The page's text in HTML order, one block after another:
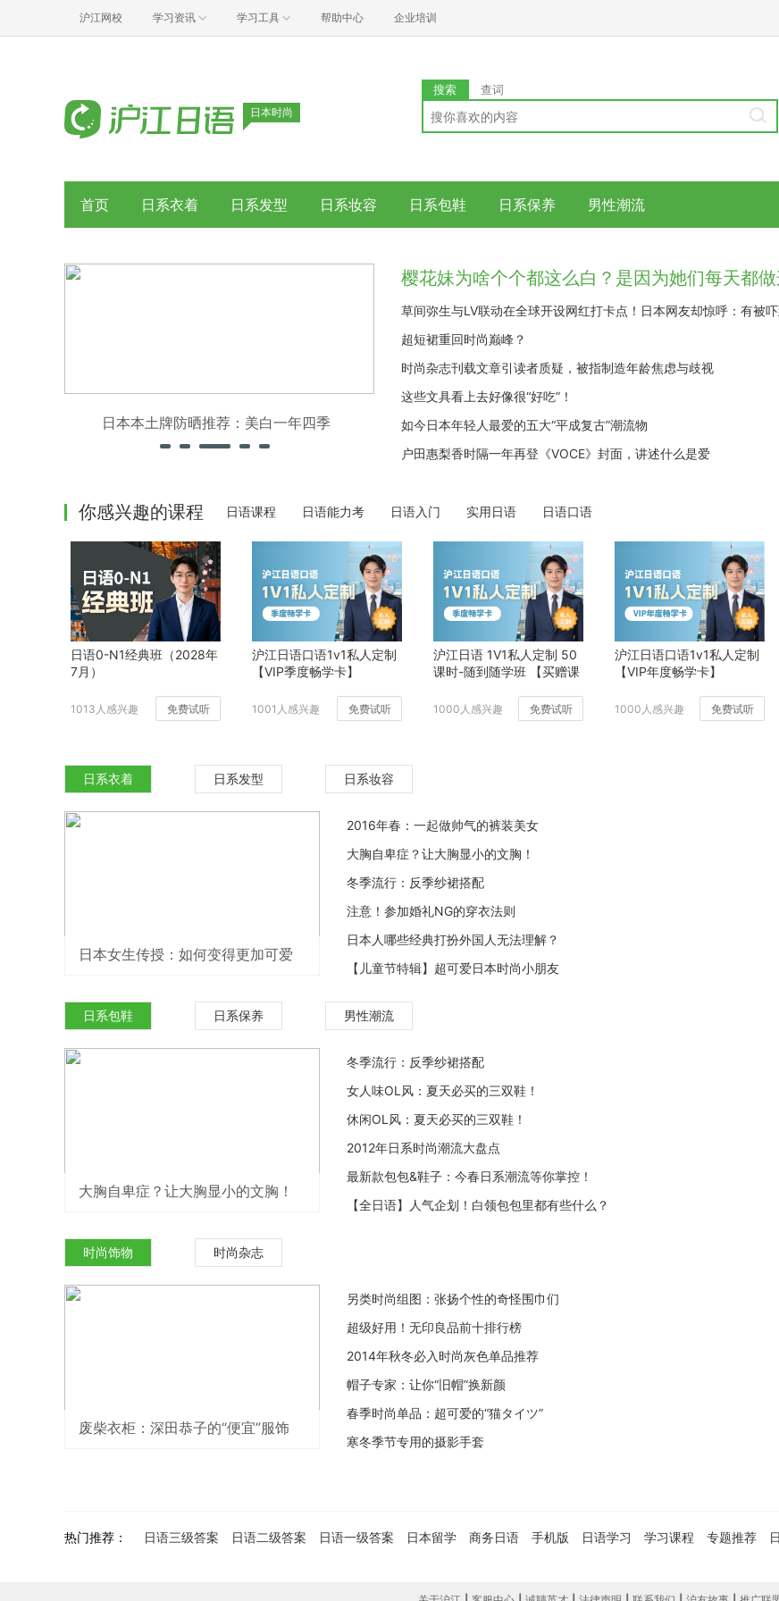
沪江网校 学习资讯 学习工具 帮助中心 企业培训
日本时尚
搜索 查词
首页 日系衣着 日系发型 日系妆容 日系包鞋 日系保养 男性潮流
日本本土牌防晒推荐：美白一年四季 不是只有SK2！日本还有这些好用的化妆水
草间弥生与LV联动在全球开设网红打卡点！日本网友却惊呼：有被
超短裙重回时尚巅峰？
时尚杂志刊载文章引读者质疑，被指制造年龄焦虑与歧视
这些文具看上去好像很“好吃”！
如今日本年轻人最爱的五大“平成复古”潮流物
户田惠梨香时隔一年再登《VOCE》封面，讲述什么是爱
你感兴趣的课程 日语课程 日语能力考 日语入门 实用日语 日语口语
日语0-N1经典班（2028年
7月）
1013人感兴趣 免费试听
沪江日语口语1v1私人定制
【VIP季度畅学卡】
1001人感兴趣 免费试听
沪江日语 1V1私人定制 50
课时-随到随学班 【买赠课
1000人感兴趣 免费试听
沪江日语口语1v1私人定制
【VIP年度畅学卡】
1000人感兴趣 免费试听
日系衣着 日系发型 日系妆容
日本女生传授：如何变得更加可爱
2016年春：一起做帅气的裤装美女
大胸自卑症？让大胸显小的文胸！
冬季流行：反季纱裙搭配
注意！参加婚礼NG的穿衣法则
日本人哪些经典打扮外国人无法理解？
【儿童节特辑】超可爱日本时尚小朋友
日系包鞋 日系保养 男性潮流
大胸自卑症？让大胸显小的文胸！
冬季流行：反季纱裙搭配
女人味OL风：夏天必买的三双鞋！
休闲OL风：夏天必买的三双鞋！
2012年日系时尚潮流大盘点
最新款包包&鞋子：今春日系潮流等你掌控！
【全日语】人气企划！白领包包里都有些什么？
时尚饰物 时尚杂志
废柴衣柜：深田恭子的“便宜”服饰
另类时尚组图：张扬个性的奇怪围巾们
超级好用！无印良品前十排行榜
2014年秋冬必入时尚灰色单品推荐
帽子专家：让你“旧帽”换新颜
春季时尚单品：超可爱的“猫タイツ”
寒冬季节专用的摄影手套
热门推荐： 日语三级答案 日语二级答案 日语一级答案 日本留学 商务日语 手机版 日语学习 学习课程 专题推荐